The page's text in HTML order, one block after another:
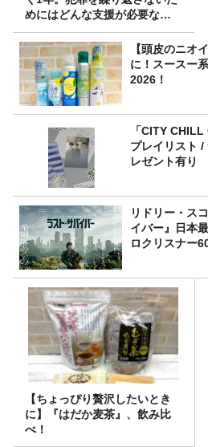
めにはどんな支援が必要なの
か
【頭皮のニオ
に！スースー
2026！
「CITY
プレイリスト
レゼント有り
リドリー・ス
イバー』日本
ロクリスナー
【ちょっぴり贅沢したいとき
に】『はだか麦茶』、飲み比
べ！